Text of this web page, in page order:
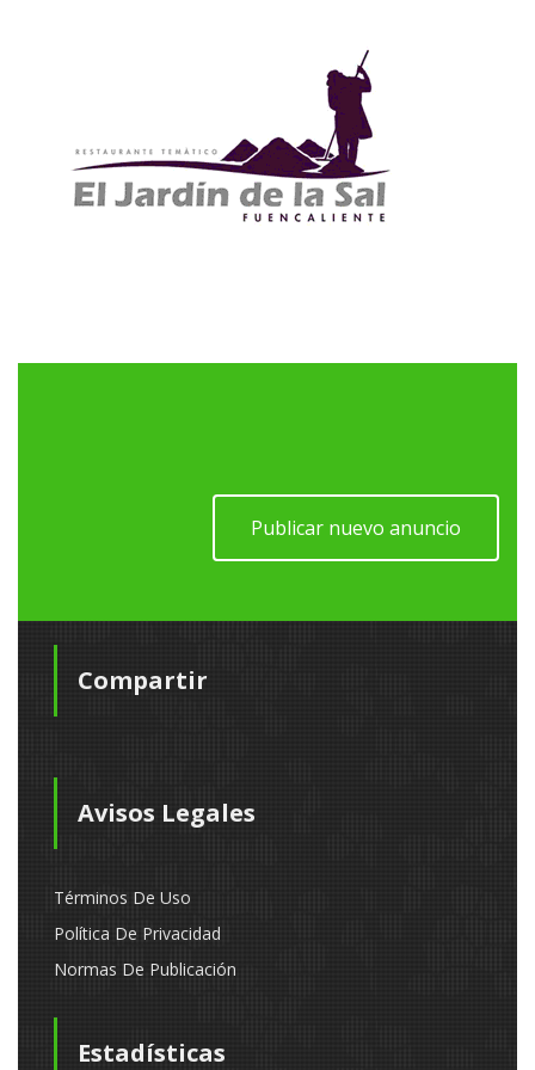
Publicar nuevo anuncio
Compartir
Avisos Legales
Términos De Uso
Política De Privacidad
Normas De Publicación
Estadísticas